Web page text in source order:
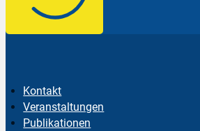
Kontakt
Veranstaltungen
Publikationen